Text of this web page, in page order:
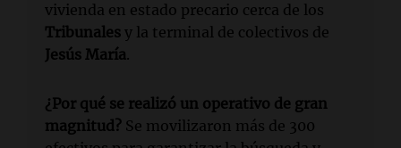
vivienda en estado precario cerca de los
Tribunales y la terminal de colectivos de
Jesús María.
¿Por qué se realizó un operativo de gran
magnitud? Se movilizaron más de 300